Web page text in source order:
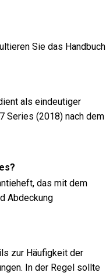
Sie das Handbuch
als eindeutiger
Series (2018) nach dem
das mit dem
Abdeckung
zur Häufigkeit der
In der Regel sollte